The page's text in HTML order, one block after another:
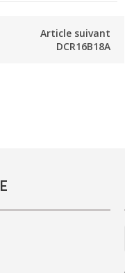
Article suivant
DCR16B18A